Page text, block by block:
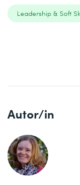
Leadership & Soft
Autor/in